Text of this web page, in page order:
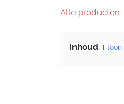
Alle producten
Inhoud toon